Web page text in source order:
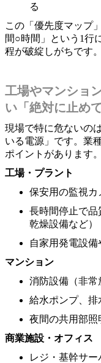
る
この「優先度マップ
間○時間」という1行
程が破綻しがちです。
工場やマンショ
い「絶対に止め
現場で特に危ないの
いる電源」です。業
ポイントがあります。
工場・プラント
保安用の監視
長時間停止で品
乾燥設備など）
自家用発電設
マンション
消防設備（非
給水ポンプ、排
夜間の共用部照
商業施設・オフィス
レジ・基幹サ